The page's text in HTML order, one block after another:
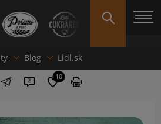
Blog Lidl.sk
2 10